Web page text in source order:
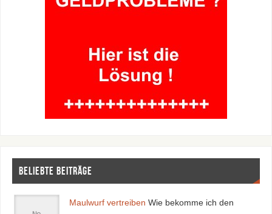
Beliebte Beiträge
Maulwurf vertreiben Wie bekomme ich den